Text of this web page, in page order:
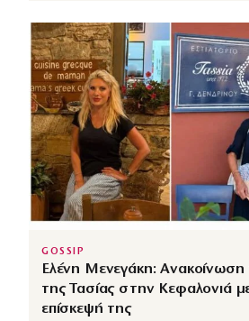
GOSSIP
Ελένη Μενεγάκη: Ανακοίνωση
της Τασίας στην Κεφαλονιά
επίσκεψή της